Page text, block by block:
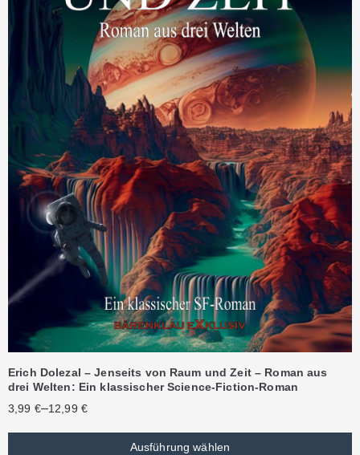
Erich Dolezal – Jenseits von Raum und Zeit – Roman aus
drei Welten: Ein klassischer Science-Fiction-Roman
3,99 €–12,99 €
Ausführung wählen